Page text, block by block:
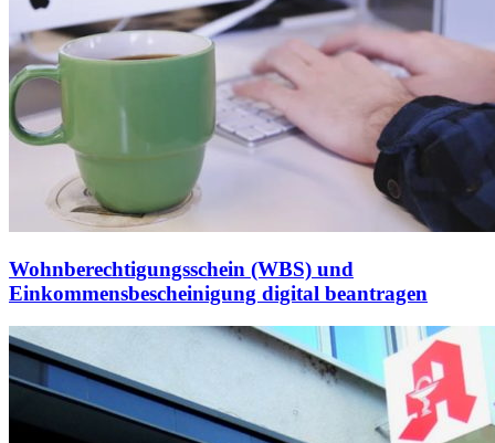
Wohnberechtigungsschein (WBS) und
Einkommensbescheinigung digital beantragen